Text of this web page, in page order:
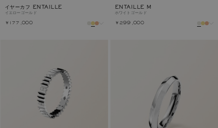
イヤーカフ ENTAILLE
イエローゴールド
￥177,000
ENTAILLE M
ホワイトゴールド
￥299,000